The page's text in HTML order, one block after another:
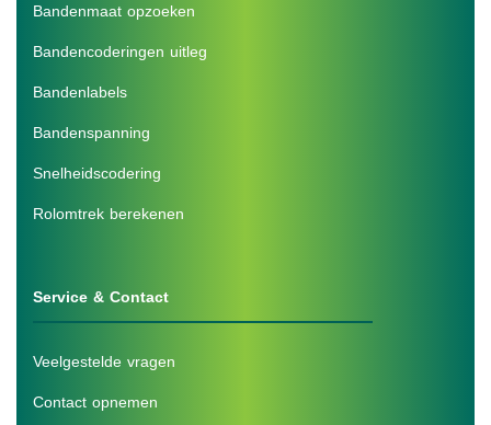
Bandenmaat opzoeken
Bandencoderingen uitleg
Bandenlabels
Bandenspanning
Snelheidscodering
Rolomtrek berekenen
Service & Contact
Veelgestelde vragen
Contact opnemen